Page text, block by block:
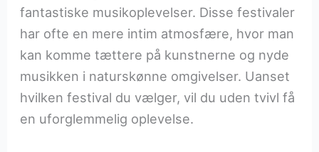
fantastiske musikoplevelser. Disse festivaler
har ofte en mere intim atmosfære, hvor man
kan komme tættere på kunstnerne og nyde
musikken i naturskønne omgivelser. Uanset
hvilken festival du vælger, vil du uden tvivl få
en uforglemmelig oplevelse.